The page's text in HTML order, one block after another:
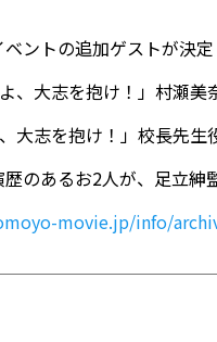
ントの追加ゲストが決定
、大志を抱け！」村瀬美
大志を抱け！」校長先生
のあるお2人が、足立
movie.jp/info/